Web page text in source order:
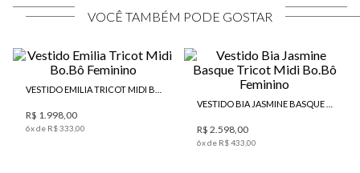
VOCÊ TAMBÉM PODE GOSTAR
R$ 1.998,00
6x de R$333 00 R$ 2.598,00
6x de R$433 00